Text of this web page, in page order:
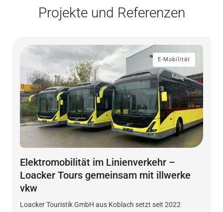
Projekte und Referenzen
Elektromobilität im Linienverkehr –
Loacker Tours gemeinsam mit illwerke
vkw
Loacker Touristik GmbH aus Koblach setzt seit 2022
E-Mobilität